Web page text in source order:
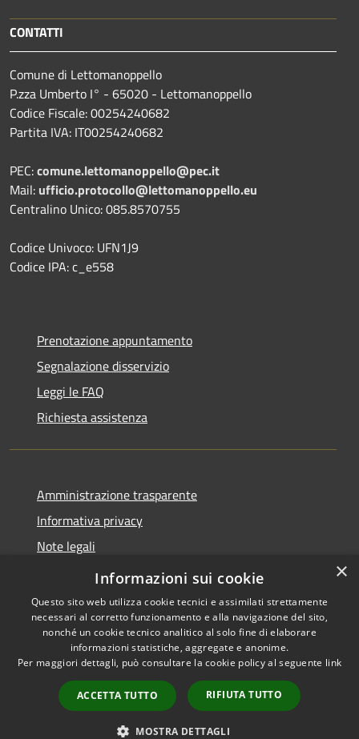
CONTATTI
Comune di Lettomanoppello
P.zza Umberto I° - 65020 - Lettomanoppello
Codice Fiscale: 00254240682
Partita IVA: IT00254240682
PEC:comune.lettomanoppello@pec.it
Mail: ufficio.protocollo@lettomanoppello.eu
Centralino Unico: 085.8570755
Codice Univoco: UFN1J9
Codice IPA: c_e558
Prenotazione appuntamento
Segnalazione disservizio
Leggi le FAQ
Richiesta assistenza
Amministrazione trasparente
Informativa privacy
Note legali
Dichiarazione di accessibilità
Accessibilità
Copyright © 2026 • Comune di
Lettomanoppello • Powered by
Municipium•
Accesso
redazione
×
Informazioni sui cookie
Questo sito web utilizza cookie tecnici e assimilati strettamente
necessari al corretto funzionamento e alla navigazione del sito,
nonché un cookie tecnico analitico al solo fine di elaborare
informazioni statistiche, aggregate e anonime.
Per maggiori dettagli, può consultare la cookie policy al seguente link
ACCETTA TUTTO RIFIUTA TUTTO
MOSTRA DETTAGLI